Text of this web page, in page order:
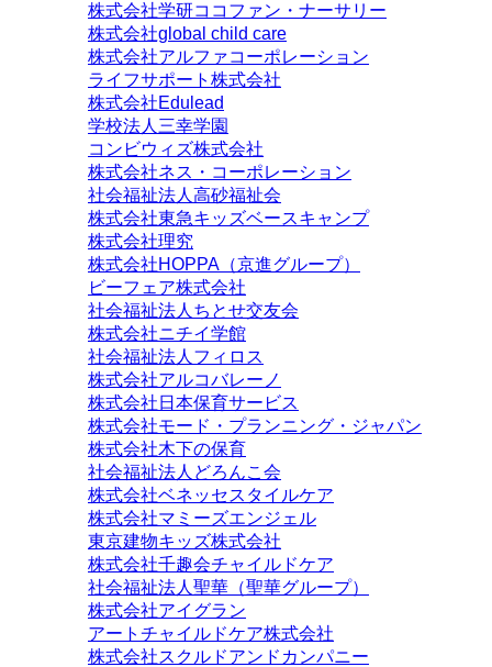
株式会社学研ココファン・ナーサリー
株式会社global child care
株式会社アルファコーポレーション
ライフサポート株式会社
株式会社Edulead
学校法人三幸学園
コンビウィズ株式会社
株式会社ネス・コーポレーション
社会福祉法人高砂福祉会
株式会社東急キッズベースキャンプ
株式会社理究
株式会社HOPPA（京進グループ）
ビーフェア株式会社
社会福祉法人ちとせ交友会
株式会社ニチイ学館
社会福祉法人フィロス
株式会社アルコバレーノ
株式会社日本保育サービス
株式会社モード・プランニング・ジャパン
株式会社木下の保育
社会福祉法人どろんこ会
株式会社ベネッセスタイルケア
株式会社マミーズエンジェル
東京建物キッズ株式会社
株式会社千趣会チャイルドケア
社会福祉法人聖華（聖華グループ）
株式会社アイグラン
アートチャイルドケア株式会社
株式会社スクルドアンドカンパニー